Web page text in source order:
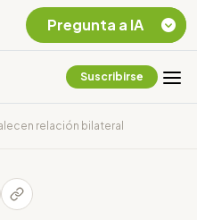
Suscribirse
relación bilateral
Pregunta a IA
Chevron Ecuador